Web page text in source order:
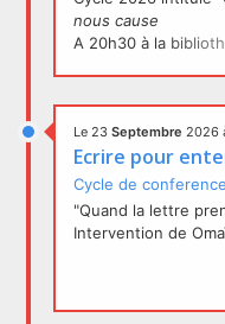
nous cause
A 20h30 à la
Mardi 22 septembre
Mardi 13 octobre
Mardi 17 novembre
Le 23Septembre 2026
Ecrire pour
Cycle de
"Quand la lettre
Intervention de